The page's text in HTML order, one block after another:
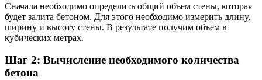
Сначала необходимо определить общий объем стены, которая
будет залита бетоном. Для этого необходимо измерить длину,
ширину и высоту стены. В результате получим объем в
кубических метрах.
Шаг 2: Вычисление необходимого количества
бетона